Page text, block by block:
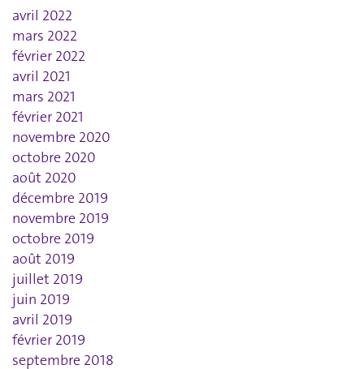
avril 2022
mars 2022
février 2022
avril 2021
mars 2021
février 2021
novembre 2020
octobre 2020
août 2020
décembre 2019
novembre 2019
octobre 2019
août 2019
juillet 2019
juin 2019
avril 2019
février 2019
septembre 2018